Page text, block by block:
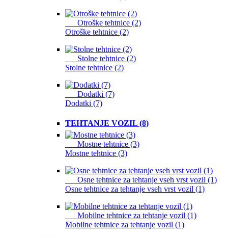
Otroške tehtnice (2)
Otroške tehtnice (2)
Stolne tehtnice (2)
Stolne tehtnice (2)
Dodatki (7)
Dodatki (7)
TEHTANJE VOZIL (8)
Mostne tehtnice (3)
Mostne tehtnice (3)
Osne tehtnice za tehtanje vseh vrst vozil (1)
Osne tehtnice za tehtanje vseh vrst vozil (1)
Mobilne tehtnice za tehtanje vozil (1)
Mobilne tehtnice za tehtanje vozil (1)